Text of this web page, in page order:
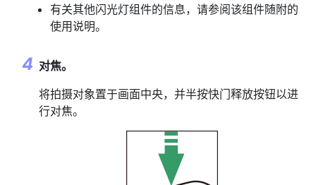
有关其他闪光灯组件的信息，请参阅该组件随附的
使用说明。
对焦。
将拍摄对象置于画面中央，并半按快门释放按钮以进
行对焦。